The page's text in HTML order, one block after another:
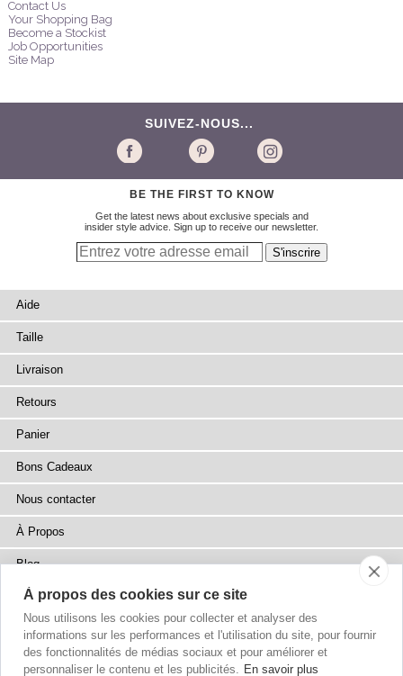
Contact Us
Your Shopping Bag
Become a Stockist
Job Opportunities
Site Map
SUIVEZ-NOUS...
BE THE FIRST TO KNOW
Get the latest news about exclusive specials and
insider style advice. Sign up to receive our newsletter.
Aide
Taille
Livraison
Retours
Panier
Bons Cadeaux
Nous contacter
À Propos
Blog
Presse
Points de Vente
Plan du site
À propos des cookies sur ce site
Nous utilisons les cookies pour collecter et analyser des
informations sur les performances et l'utilisation du site, pour fournir
des fonctionnalités de médias sociaux et pour améliorer et
personnaliser le contenu et les publicités. En savoir plus